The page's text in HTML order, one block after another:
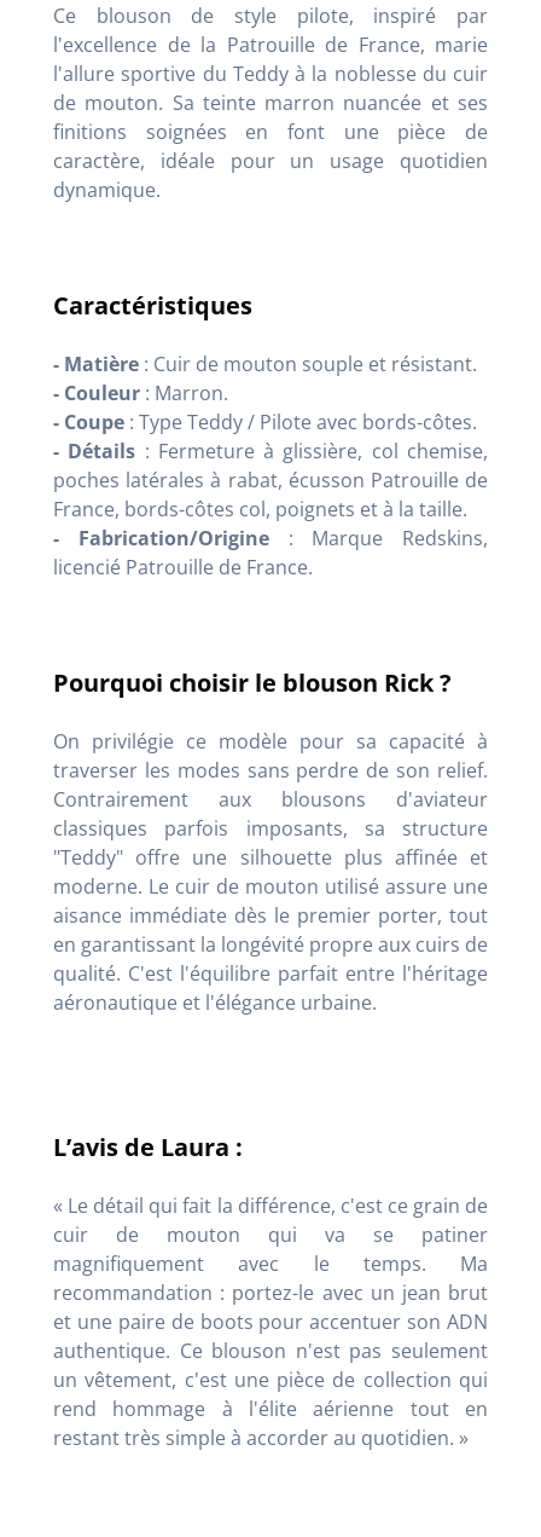
Ce blouson de style pilote, inspiré par
l'excellence de la Patrouille de France, marie
l'allure sportive du Teddy à la noblesse du cuir
de mouton. Sa teinte marron nuancée et ses
finitions soignées en font une pièce de
caractère, idéale pour un usage quotidien
dynamique.
Caractéristiques
- Matière : Cuir de mouton souple et résistant.
- Couleur : Marron.
- Coupe : Type Teddy / Pilote avec bords-côtes.
- Détails : Fermeture à glissière, col chemise,
poches latérales à rabat, écusson Patrouille de
France, bords-côtes col, poignets et à la taille.
- Fabrication/Origine: Marque Redskins,
licencié Patrouille de France.
Pourquoi choisir le blouson Rick ?
On privilégie ce modèle pour sa capacité à
traverser les modes sans perdre de son relief.
Contrairement aux blousons d'aviateur
classiques parfois imposants, sa structure
"Teddy" offre une silhouette plus affinée et
moderne. Le cuir de mouton utilisé assure une
aisance immédiate dès le premier porter, tout
en garantissant la longévité propre aux cuirs de
qualité. C'est l'équilibre parfait entre l'héritage
aéronautique et l'élégance urbaine.
L’avis de Laura :
« Le détail qui fait la différence, c'est ce grain de
cuir de mouton qui va se patiner
magnifiquement avec le temps. Ma
recommandation : portez-le avec un jean brut
et une paire de boots pour accentuer son ADN
authentique. Ce blouson n'est pas seulement
un vêtement, c'est une pièce de collection qui
rend hommage à l'élite aérienne tout en
restant très simple à accorder au quotidien. »